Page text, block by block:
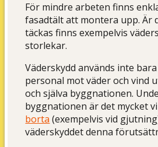
För mindre arbeten finns
fasadtält att montera upp. Är
täckas finns exempelvis
storlekar.
Väderskydd används inte
personal mot väder och vind
och själva byggnationen.
byggnationen är det mycket
borta (exempelvis vid
väderskyddet denna